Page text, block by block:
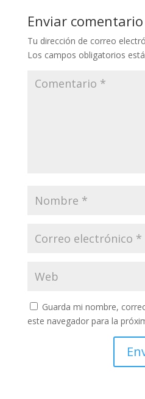
Enviar comentario
Tu dirección de correo
Los campos obligatorios
Guarda mi nombre,
este navegador para la